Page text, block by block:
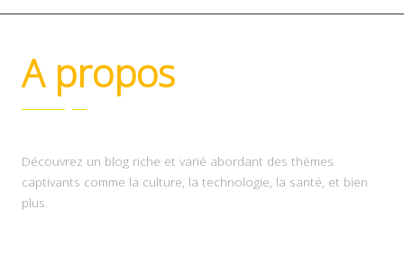
A propos
Découvrez un blog riche et varié abordant des thèmes
captivants comme la culture, la technologie, la santé, et bien
plus.